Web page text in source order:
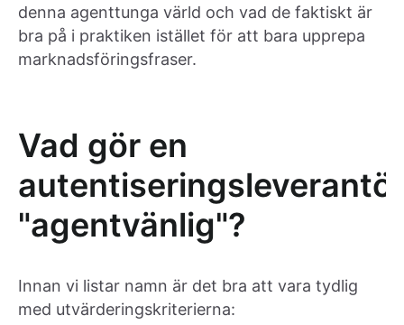
denna agenttunga värld och vad de faktiskt är
bra på i praktiken istället för att bara upprepa
marknadsföringsfraser.
Vad gör en
autentiseringsleverantör
"agentvänlig"?
Innan vi listar namn är det bra att vara tydlig
med utvärderingskriterierna: